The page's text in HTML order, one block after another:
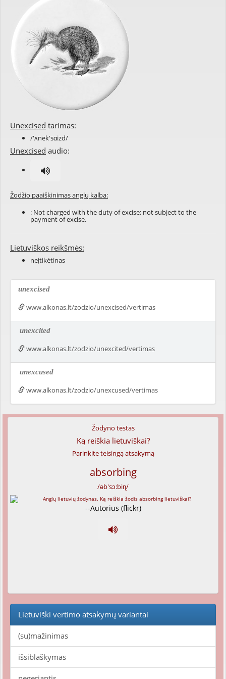
Unexcised tarimas:
/'ʌnek'sɑizd/
Unexcised audio:
Žodžio paaiškinimas anglų kalba:
: Not charged with the duty of excise; not subject to the
payment of excise.
Lietuviškos reikšmės:
neįtikėtinas
unexcised
www.alkonas.lt/zodzio/unexcised/vertimas
unexcited
www.alkonas.lt/zodzio/unexcited/vertimas
unexcused
www.alkonas.lt/zodzio/unexcused/vertimas
Žodyno testas
Ką reiškia lietuviškai?
Parinkite teisingą atsakymą
absorbing
/əb'sɔ:biɳ/
--Autorius (flickr)
Lietuviški vertimo atsakymų variantai
(su)mažinimas
išsiblaškymas